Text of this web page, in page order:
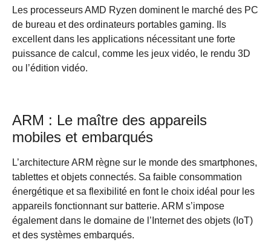
Les processeurs AMD Ryzen dominent le marché des PC
de bureau et des ordinateurs portables gaming. Ils
excellent dans les applications nécessitant une forte
puissance de calcul, comme les jeux vidéo, le rendu 3D
ou l’édition vidéo.
ARM : Le maître des appareils
mobiles et embarqués
L’architecture ARM règne sur le monde des smartphones,
tablettes et objets connectés. Sa faible consommation
énergétique et sa flexibilité en font le choix idéal pour les
appareils fonctionnant sur batterie. ARM s’impose
également dans le domaine de l’Internet des objets (IoT)
et des systèmes embarqués.